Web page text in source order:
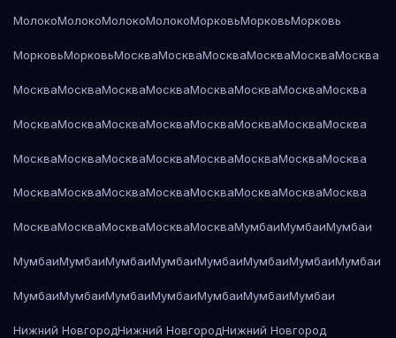
МолокоМолокоМолокоМолокоМорковьМорковьМорковь
МорковьМорковьМоскваМоскваМоскваМоскваМоскваМосква
МоскваМоскваМоскваМоскваМоскваМоскваМоскваМосква
МоскваМоскваМоскваМоскваМоскваМоскваМоскваМосква
МоскваМоскваМоскваМоскваМоскваМоскваМоскваМосква
МоскваМоскваМоскваМоскваМоскваМоскваМоскваМосква
МоскваМоскваМоскваМоскваМоскваМумбаиМумбаиМумбаи
МумбаиМумбаиМумбаиМумбаиМумбаиМумбаиМумбаиМумбаи
МумбаиМумбаиМумбаиМумбаиМумбаиМумбаиМумбаи
Нижний НовгородНижний НовгородНижний Новгород